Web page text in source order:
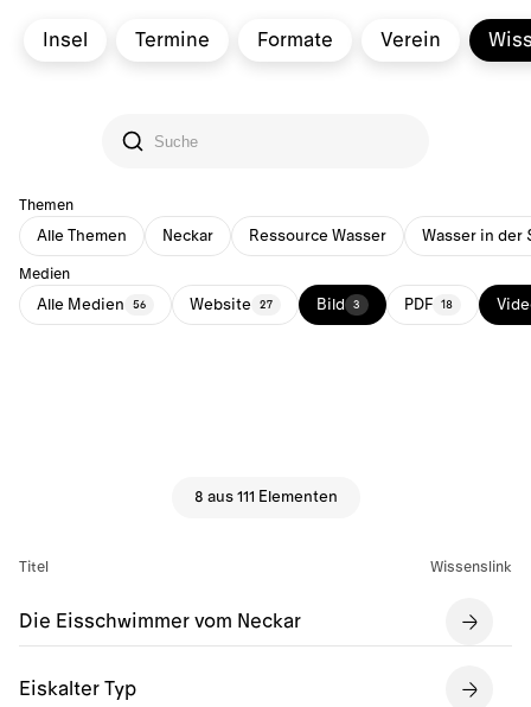
Insel Termine Formate Verein
Themen
Alle Themen Neckar Ressource Wasser Wasser in der
Medien
Alle Medien 56 Website 27 Bild 3 PDF 18
8 aus 111 Elementen
Titel Wissenslink
Die Eisschwimmer vom Neckar
Eiskalter Typ